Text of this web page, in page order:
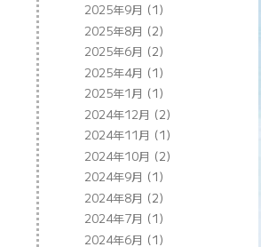
2025年9月 (1)
2025年8月 (2)
2025年6月 (2)
2025年4月 (1)
2025年1月 (1)
2024年12月 (2)
2024年11月 (1)
2024年10月 (2)
2024年9月 (1)
2024年8月 (2)
2024年7月 (1)
2024年6月 (1)